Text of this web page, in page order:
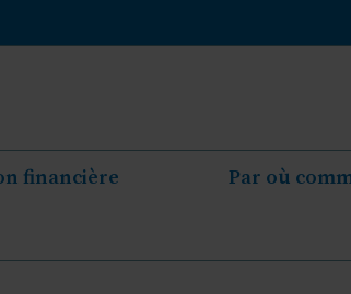
financière Par où